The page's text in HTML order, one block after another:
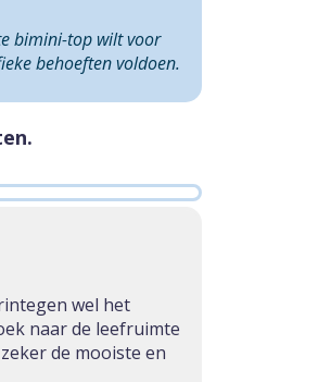
bimini-top wilt voor
behoeften voldoen.
wel het
naar de leefruimte
de mooiste en